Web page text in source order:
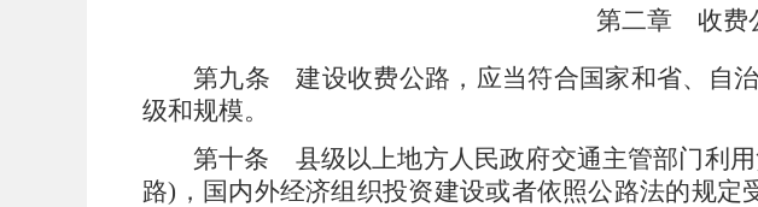
第二章 收费
第九条建设收费公路，应当符合国家和省、自
级和规模。
第十条 县级以上地方人民政府交通主管部门利
路) ，国内外经济组织投资建设或者依照公路法的规